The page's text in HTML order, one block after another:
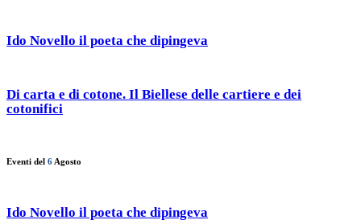
Ido Novello il poeta che dipingeva
Di carta e di cotone. Il Biellese delle cartiere e dei
cotonifici
Eventi del 6 Agosto
Ido Novello il poeta che dipingeva